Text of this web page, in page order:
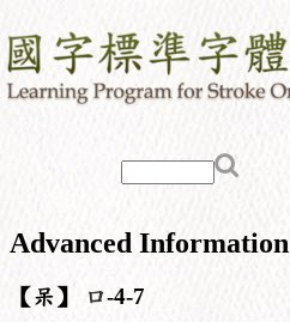
Advanced Information
【呆】 口-4-7